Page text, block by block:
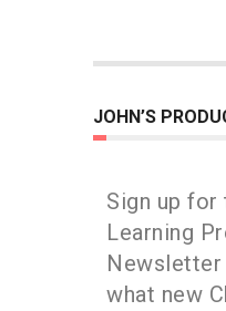
JOHN’S
Sign up for
Learning
Newsletter
what new